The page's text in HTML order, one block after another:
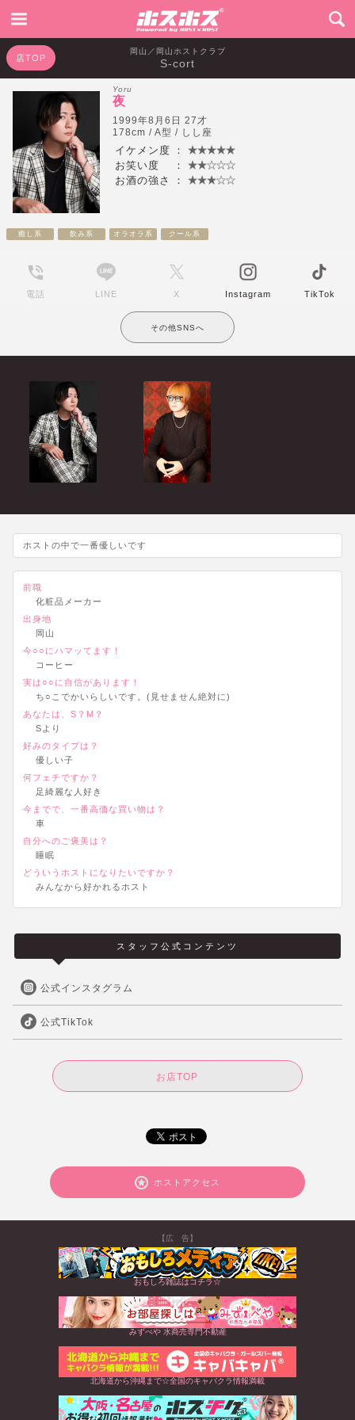
岡山／岡山ホストクラブ
S-cort
店TOP
Yoru
夜
1999年8月6日 27才
178cm / A型 / しし座
イケメン度
：
お笑い度
：
お酒の強さ
：
癒し系 飲み系 オラオラ系 クール系
電話 LINE X Instagram TikTok
その他SNSへ
ホストの中で一番優しいです
前職
化粧品メーカー
出身地
岡山
今○○にハマッてます！
コーヒー
実は○○に自信があります！
ち○こでかいらしいです。(見せません絶対に)
あなたは、S？M？
Sより
好みのタイプは？
優しい子
何フェチですか？
足綺麗な人好き
今までで、一番高価な買い物は？
車
自分へのご褒美は？
睡眠
どういうホストになりたいですか？
みんなから好かれるホスト
スタッフ公式コンテンツ
公式インスタグラム
公式TikTok
お店TOP
ホストアクセス
【広 告】
おもしろ雑誌はコチラ☆
みずべや 水商売専門不動産
北海道から沖縄まで☆全国のキャバクラ情報満載